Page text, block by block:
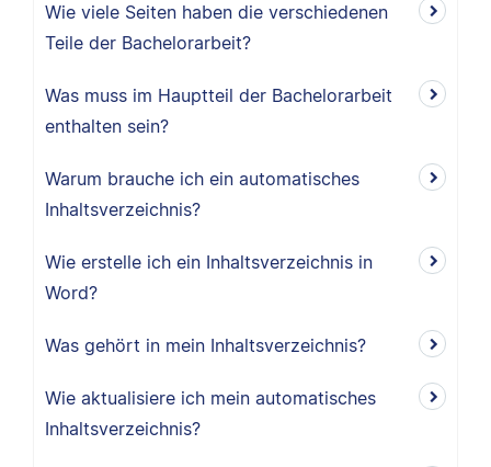
Wie viele Seiten haben die verschiedenen
Teile der Bachelorarbeit?
Was muss im Hauptteil der Bachelorarbeit
enthalten sein?
Warum brauche ich ein automatisches
Inhaltsverzeichnis?
Wie erstelle ich ein Inhaltsverzeichnis in
Word?
Was gehört in mein Inhaltsverzeichnis?
Wie aktualisiere ich mein automatisches
Inhaltsverzeichnis?